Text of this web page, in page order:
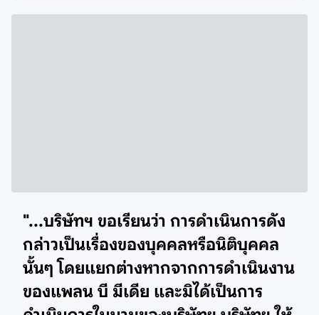
"...บริษัทฯ ขอเรียนว่า การดำเนินการดัง
กล่าวเป็นเรื่องของบุคคลหรือนิติบุคคล
นั้นๆ โดยแยกต่างหากจากการดำเนินงาน
ของแพลน บี มีเดีย และมิได้เป็นการ